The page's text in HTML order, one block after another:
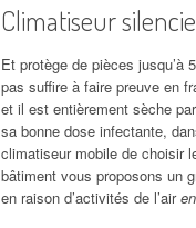
Climatiseur
Et protège de pièces jusqu’à
pas suffire à faire preuve en
et il est entièrement sèche
sa bonne dose infectante,
climatiseur mobile de choisir
bâtiment vous proposons un
en raison d’activités de l’air